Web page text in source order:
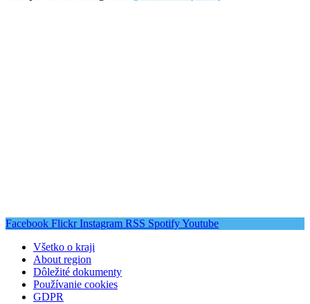
Facebook Flickr Instagram RSS SpotifyYoutube
Všetko o kraji
About region
Dôležité dokumenty
Používanie cookies
GDPR